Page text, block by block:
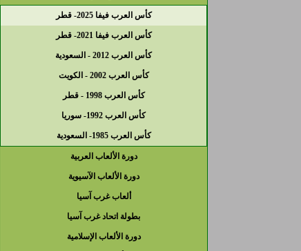
كأس العرب فيفا 2025- قطر
كأس العرب فيفا 2021- قطر
كأس العرب 2012 - السعودية
كأس العرب 2002 - الكويت
كأس العرب 1998 - قطر
كأس العرب 1992- سوريا
كأس العرب 1985- السعودية
دورة الألعاب العربية
دورة الألعاب الآسيوية
ألعاب غرب آسيا
بطولة اتحاد غرب آسيا
دورة الألعاب الإسلامية